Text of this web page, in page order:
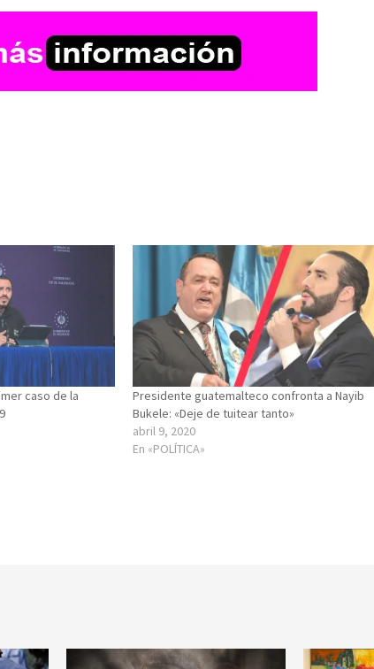
caso de la
Presidente guatemalteco confronta a Nayib
Bukele: «Deje de tuitear tanto»
abril 9, 2020
En «POLÍTICA»